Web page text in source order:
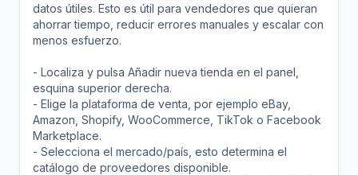
datos útiles. Esto es útil para vendedores que quieran
ahorrar tiempo, reducir errores manuales y escalar con
menos esfuerzo.
- Localiza y pulsa Añadir nueva tienda en el panel,
esquina superior derecha.
- Elige la plataforma de venta, por ejemplo eBay,
Amazon, Shopify, WooCommerce, TikTok o Facebook
Marketplace.
- Selecciona el mercado/país, esto determina el
catálogo de proveedores disponible.